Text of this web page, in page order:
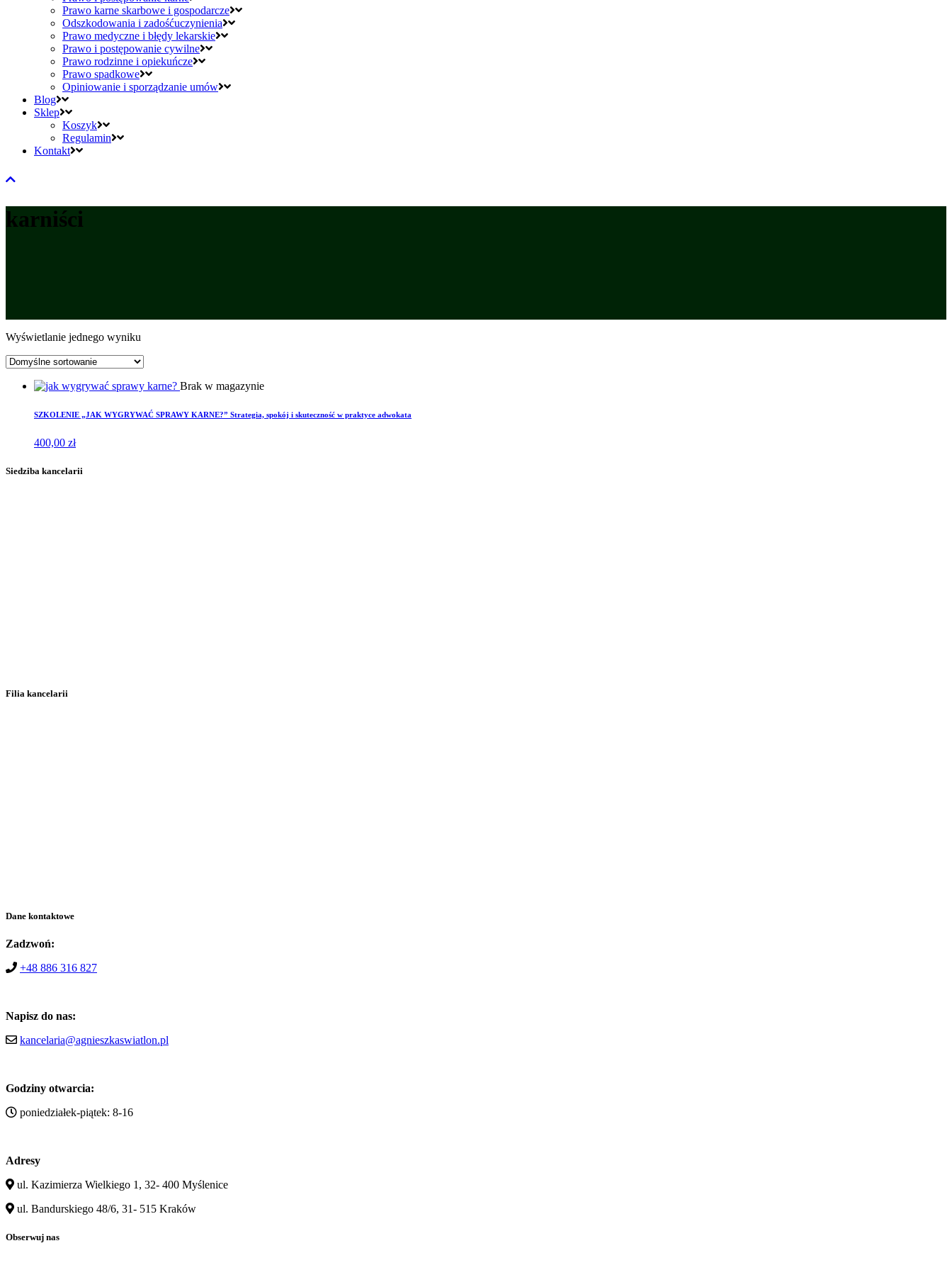
Prawo karne skarbowe i gospodarcze
Odszkodowania i zadośćuczynienia
Prawo medyczne i błędy lekarskie
Prawo i postępowanie cywilne
Prawo rodzinne i opiekuńcze
Prawo spadkowe
Opiniowanie i sporządzanie umów
Blog
Sklep
Koszyk
Regulamin
Kontakt
karniści
Wyświetlanie jednego wyniku
Brak w magazynie
SZKOLENIE „JAK WYGRYWAĆ SPRAWY KARNE?” Strategia, spokój i skuteczność w praktyce adwokata
400,00 zł
Siedziba kancelarii
Filia kancelarii
Dane kontaktowe
Zadzwoń:
+48 886 316 827
Napisz do nas:
kancelaria@agnieszkaswiatlon.pl
Godziny otwarcia:
poniedziałek-piątek: 8-16
Adresy
ul. Kazimierza Wielkiego 1, 32- 400 Myślenice
ul. Bandurskiego 48/6, 31- 515 Kraków
Obserwuj nas